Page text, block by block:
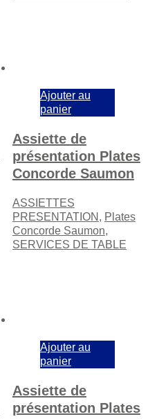
Ajouter au
panier
Assiette de
présentation Plates
Concorde Saumon
ASSIETTES
PRESENTATION , Plates
Concorde Saumon,
SERVICES DE TABLE
Ajouter au
panier
Assiette de
présentation Plates